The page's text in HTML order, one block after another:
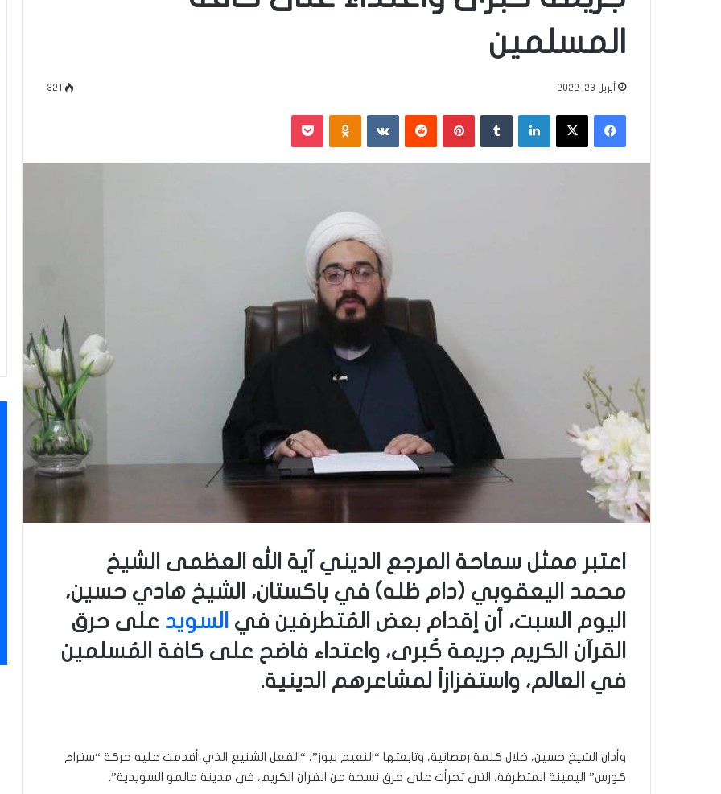
المسلمين
أبريل 23, 2022 321
فيسبوك ‫X لينكدإن بينتيريست ‏VKontakte
اعتبر ممثل سماحة المرجع الديني آية الله العظمى الشيخ
محمد اليعقوبي (دام ظله) في باكستان، الشيخ هادي حسين،
اليوم السبت، أن إقدام بعض المُتطرفين في السويد على حرق
القرآن الكريم جريمة كُبرى، واعتداء فاضح على كافة المُسلمين
في العالم، واستفزازاً لمشاعرهم الدينية.
وأدان الشيخ حسين، خلال كلمة رمضانية، وتابعتها “النعيم نيوز”، “الفعل الشنيع الذي أقدمت عليه حركة “سترام
كورس” اليمينة المتطرفة، التي تجرأت على حرق نسخة من القرآن الكريم، في مدينة مالمو السويدية”.